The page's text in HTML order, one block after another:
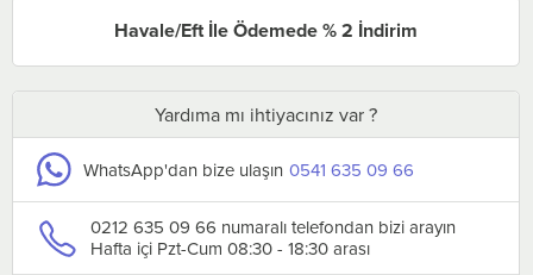
Havale/Eft İle Ödemede % 2 İndirim
Yardıma mı ihtiyacınız var ?
WhatsApp'dan bize ulaşın 0541 635 09 66
0212 635 09 66 numaralı telefondan bizi arayın
Hafta içi Pzt-Cum 08:30 - 18:30 arası